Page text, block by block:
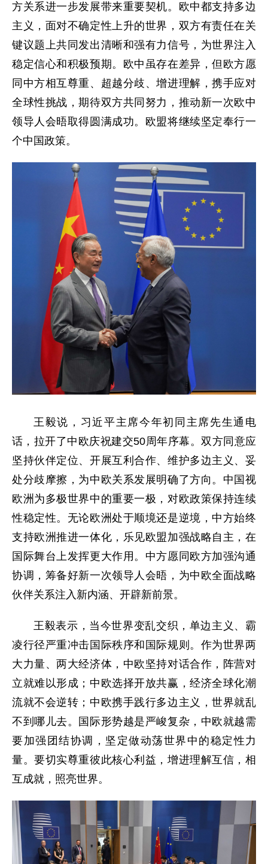
方关系进一步发展带来重要契机。欧中都支持多边
主义，面对不确定性上升的世界，双方有责任在关
键议题上共同发出清晰和强有力信号，为世界注入
稳定信心和积极预期。欧中虽存在差异，但欧方愿
同中方相互尊重、超越分歧、增进理解，携手应对
全球性挑战，期待双方共同努力，推动新一次欧中
领导人会晤取得圆满成功。欧盟将继续坚定奉行一
个中国政策。
王毅说，习近平主席今年初同主席先生通电
话，拉开了中欧庆祝建交50周年序幕。双方同意应
坚持伙伴定位、开展互利合作、维护多边主义、妥
处分歧摩擦，为中欧关系发展明确了方向。中国视
欧洲为多极世界中的重要一极，对欧政策保持连续
性稳定性。无论欧洲处于顺境还是逆境，中方始终
支持欧洲推进一体化，乐见欧盟加强战略自主，在
国际舞台上发挥更大作用。中方愿同欧方加强沟通
协调，筹备好新一次领导人会晤，为中欧全面战略
伙伴关系注入新内涵、开辟新前景。
王毅表示，当今世界变乱交织，单边主义、霸
凌行径严重冲击国际秩序和国际规则。作为世界两
大力量、两大经济体，中欧坚持对话合作，阵营对
立就难以形成；中欧选择开放共赢，经济全球化潮
流就不会逆转；中欧携手践行多边主义，世界就乱
不到哪儿去。国际形势越是严峻复杂，中欧就越需
要加强团结协调，坚定做动荡世界中的稳定性力
量。要切实尊重彼此核心利益，增进理解互信，相
互成就，照亮世界。